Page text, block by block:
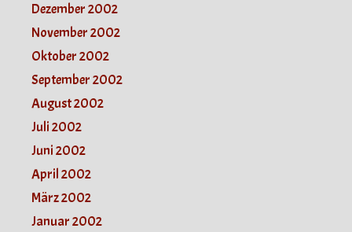
Dezember 2002
November 2002
Oktober 2002
September 2002
August 2002
Juli 2002
Juni 2002
April 2002
März 2002
Januar 2002